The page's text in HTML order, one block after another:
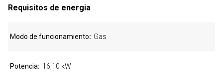
Requisitos de energia
Modo de funcionamiento Gas
Potencia 16,10 kW